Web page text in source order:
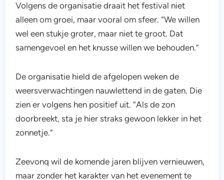
Volgens de organisatie draait het festival niet
alleen om groei, maar vooral om sfeer. “We willen
wel een stukje groter, maar niet te groot. Dat
samengevoel en het knusse willen we behouden.”
De organisatie hield de afgelopen weken de
weersverwachtingen nauwlettend in de gaten. Die
zien er volgens hen positief uit. “Als de zon
doorbreekt, sta je hier straks gewoon lekker in het
zonnetje.”
Zeevonq wil de komende jaren blijven vernieuwen,
maar zonder het karakter van het evenement te